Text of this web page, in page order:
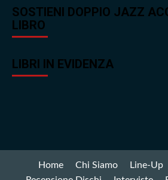
SOSTIENI DOPPIO JAZZ
LIBRO
LIBRI IN EVIDENZA
Home Chi Siamo Line-Up